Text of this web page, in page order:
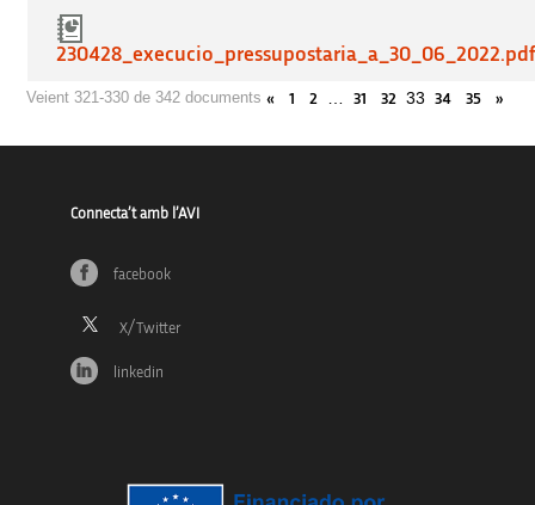
Veient 321-330 de 342 documents « 1 2 … 31 32 33 34 35 »
Connecta’t amb l’AVI
facebook
linkedin